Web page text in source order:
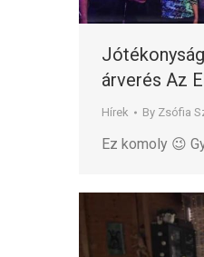
árverés Az
Hírek By Zsófia
Ez komoly 😉